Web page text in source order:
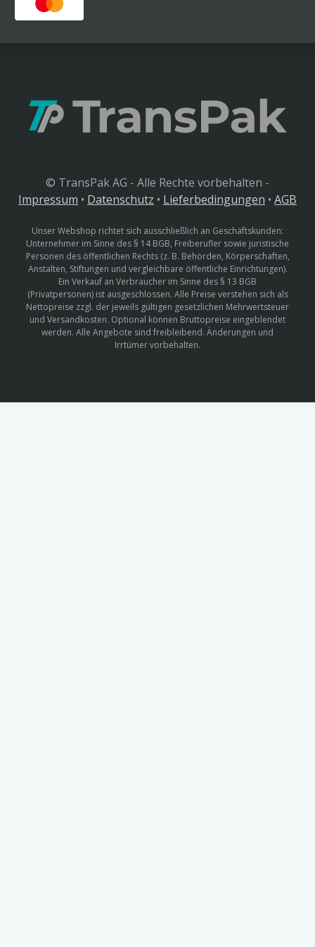
© TransPak AG - Alle Rechte vorbehalten -
Impressum • Datenschutz • Lieferbedingungen • AGB
Unser Webshop richtet sich ausschließlich an Geschäftskunden:
Unternehmer im Sinne des § 14 BGB, Freiberufler sowie juristische
Personen des öffentlichen Rechts (z. B. Behörden, Körperschaften,
Anstalten, Stiftungen und vergleichbare öffentliche Einrichtungen).
Ein Verkauf an Verbraucher im Sinne des § 13 BGB
(Privatpersonen) ist ausgeschlossen. Alle Preise verstehen sich als
Nettopreise zzgl. der jeweils gültigen gesetzlichen Mehrwertsteuer
und Versandkosten. Optional können Bruttopreise eingeblendet
werden. Alle Angebote sind freibleibend. Änderungen und
Irrtümer vorbehalten.